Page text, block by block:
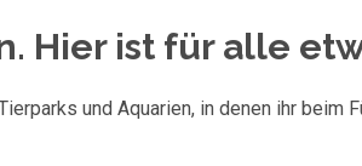
Hier ist für alle
und Aquarien, in denen ihr beim